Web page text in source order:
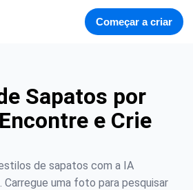
Começar a criar
Sapatos por
e Crie
de sapatos com a IA
Carregue uma foto para pesquisar